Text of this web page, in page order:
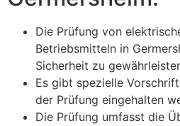
Die Prüfung von
Betriebsmitteln in
Sicherheit zu
Es gibt spezielle
der Prüfung eingehalten
Die Prüfung umfasst die